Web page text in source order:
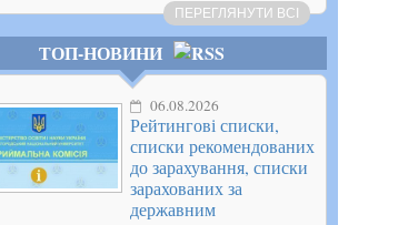
ПЕРЕГЛЯНУТИ ВСІ
ТОП-НОВИНИ
06.08.2026
Рейтингові списки,
списки рекомендованих
до зарахування, списки
зарахованих за
державним